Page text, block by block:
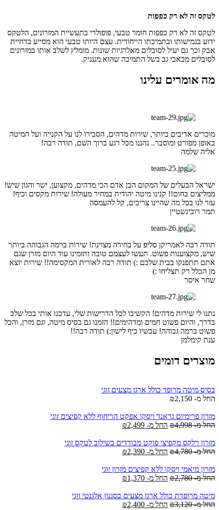
לטקס זה לא רק כפפות
לטקס זה לא רק כפפות חומר טבעי, פופולרי בתעשיית המזרונים, הלטקס
ידוע בגמישותו ובתמיכתו הייחודית. עצם היותו טבעי הוא מסייע בדחיית
אבק וכך גם יעיל לסובלים מאלרגיות שונות. מומלץ לשלב אותו במזרונים
לסובלים מכאבי גב בשל התמיכה שהוא מעניק.
מה אומרים עלינו
מוכרים אדיבים ביותר, שירות מדהים, הסבירו לנו על הקנייה ועל המיטה
באופן מפורט ומוסבר.. נהננו מכל רגע ברוך השם, תודה רבה!
אליה שלמה
ישראל הבעלים של המקום הבן אדם הכי מדהים, מקצוען, ישר והגון שיש!
ממליצים בחום!! קנינו מיטה יהודית במחיר מעולה! שירות מקסים וכיף!
עזר לנו בכל מה שהיינו צריכים, קל להעמסה
תמר רובינשטיין
תודה רבה לאמריקן סליפ על בחירה מצוינת! שירות ברמה הגבוהה ביותר
שיש, מקצוענות פשוט. תעשו לעצמם טובה ותזמינו עוד היום מזרן שגם
אתם תתפנקו בבית שלכם :) תודה רבה לאורית המקסימה!! שירות יוצא
מן הכלל רק תצליחו :)
שחר איסר
נתנו לי שירות מדהים! הקשיבו לכל הדרישות שלי, עדכנו אותי בכל שלב
בדרך, והיום פשוט חמים ומדהימים!! הזמנו גם בסיס מיטה, וגם מזרן, והכל
פשוט ברמה גבוהה! עכשיו כיף לישון:) תודה רבה!!
ענת קימלמן
מוצרים דומים
בסיס מיטה מרופד כולל ארגז מצעים זוגי
החל מ-
₪2,150
מזרון פרימיום גראנד ויסקו אפקט הריחוף ללא קפיצים זוגי
החל מ-
₪4,998 החל מ- ₪2,499
מזרון רלקס מקפיצי פוקט מבודדים בשילוב לטקס זוגי
החל מ-
₪4,780 החל מ- ₪2,390
מזרון מיאמי ויסקו ללא קפיצים מזרון זוגי
החל מ-
₪2,780 החל מ- ₪1,370
מיטה מרופדת כולל ארגז מצעים בסגנון אלגנטי זוגי
החל מ-
₪3,120 החל מ- ₪2,400